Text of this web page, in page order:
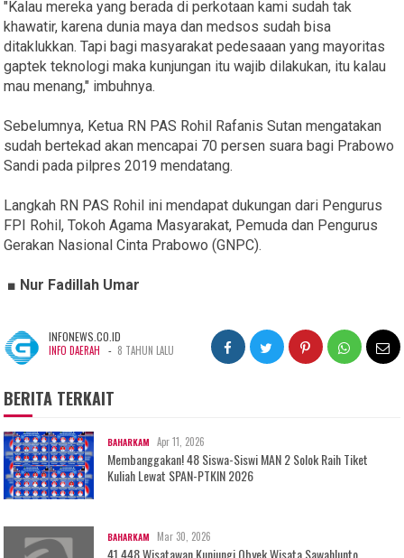
"Kalau mereka yang berada di perkotaan kami sudah tak
khawatir, karena dunia maya dan medsos sudah bisa
ditaklukkan. Tapi bagi masyarakat pedesaaan yang mayoritas
gaptek teknologi maka kunjungan itu wajib dilakukan, itu kalau
mau menang," imbuhnya.
Sebelumnya, Ketua RN PAS Rohil Rafanis Sutan mengatakan
sudah bertekad akan mencapai 70 persen suara bagi Prabowo
Sandi pada pilpres 2019 mendatang.
Langkah RN PAS Rohil ini mendapat dukungan dari Pengurus
FPI Rohil, Tokoh Agama Masyarakat, Pemuda dan Pengurus
Gerakan Nasional Cinta Prabowo (GNPC).
■ Nur Fadillah Umar
INFONEWS.CO.ID
INFO DAERAH - 8 TAHUN LALU
BERITA TERKAIT
BAHARKAM Apr 11, 2026
Membanggakan! 48 Siswa-Siswi MAN 2 Solok Raih Tiket
Kuliah Lewat SPAN-PTKIN 2026
BAHARKAM Mar 30, 2026
41.448 Wisatawan Kunjungi Obyek Wisata Sawahlunto